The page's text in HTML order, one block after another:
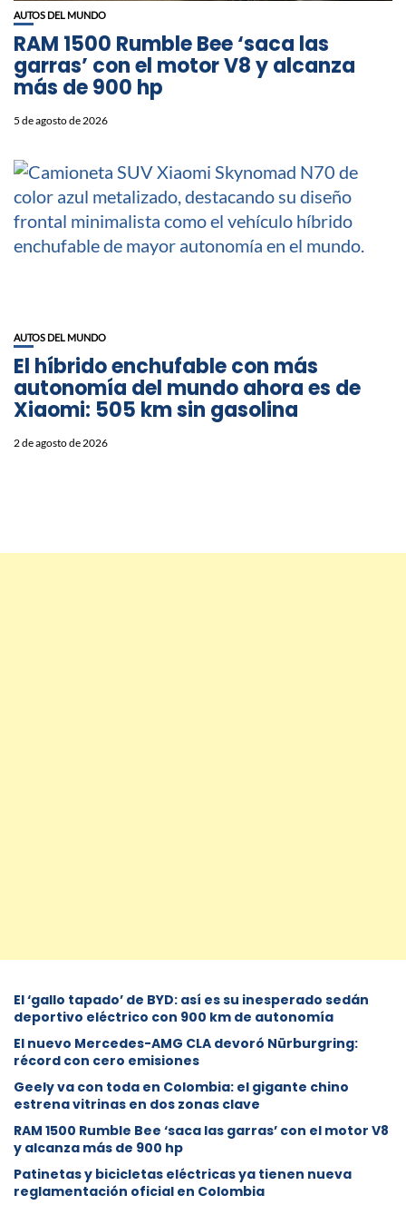
AUTOS DEL MUNDO
RAM 1500 Rumble Bee ‘saca las
garras’ con el motor V8 y alcanza
más de 900 hp
5 de agosto de 2026
AUTOS DEL MUNDO
El híbrido enchufable con más
autonomía del mundo ahora es de
Xiaomi: 505 km sin gasolina
2 de agosto de 2026
El ‘gallo tapado’ de BYD: así es su inesperado sedán
deportivo eléctrico con 900 km de autonomía
El nuevo Mercedes-AMG CLA devoró Nürburgring:
récord con cero emisiones
Geely va con toda en Colombia: el gigante chino
estrena vitrinas en dos zonas clave
RAM 1500 Rumble Bee ‘saca las garras’ con el motor V8
y alcanza más de 900 hp
Patinetas y bicicletas eléctricas ya tienen nueva
reglamentación oficial en Colombia